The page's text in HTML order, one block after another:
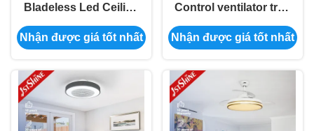
Bladeless Led Ceiling
Fan Dc Motor 6 tốc độ
điều khiển từ xa
Nhận được giá tốt nhất
Control ventilator trần
không nhìn thấy
phòng ventilator ánh
Nhận được giá tốt nhất